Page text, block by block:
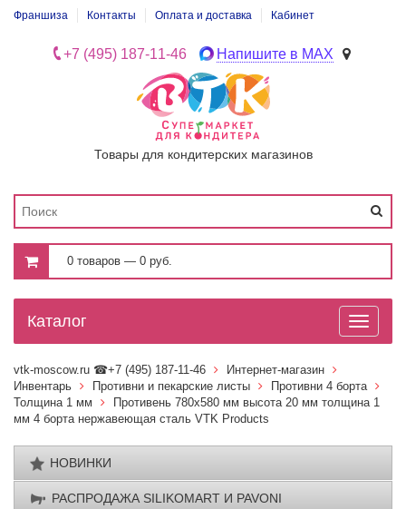
Франшиза Контакты Оплата и доставка Кабинет
+7 (495) 187-11-46 Напишите в MAX
Товары для кондитерских магазинов
0 товаров — 0 руб.
Toggle
Каталог
vtk-moscow.ru ☎+7 (495) 187-11-46
Интернет-магазин
Инвентарь
Противни и пекарские листы
Противни 4 борта
Толщина 1 мм
Противень 780х580 мм высота 20 мм толщина 1
мм 4 борта нержавеющая сталь VTK Products
НОВИНКИ
РАСПРОДАЖА SILIKОМАRT И PAVONI